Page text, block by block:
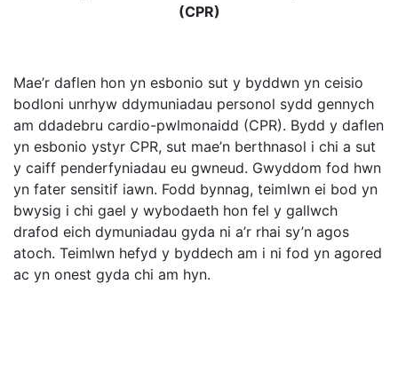
(CPR)
Mae’r daflen hon yn esbonio sut y byddwn yn ceisio
bodloni unrhyw ddymuniadau personol sydd gennych
am ddadebru cardio-pwlmonaidd (CPR). Bydd y daflen
yn esbonio ystyr CPR, sut mae’n berthnasol i chi a sut
y caiff penderfyniadau eu gwneud. Gwyddom fod hwn
yn fater sensitif iawn. Fodd bynnag, teimlwn ei bod yn
bwysig i chi gael y wybodaeth hon fel y gallwch
drafod eich dymuniadau gyda ni a’r rhai sy’n agos
atoch. Teimlwn hefyd y byddech am i ni fod yn agored
ac yn onest gyda chi am hyn.